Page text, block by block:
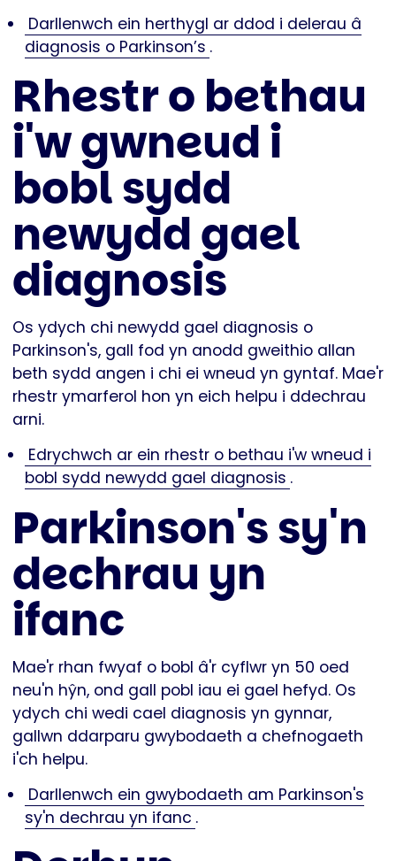
Darllenwch ein herthygl ar ddod i delerau â
diagnosis o Parkinson’s .
Rhestr o bethau
i'w gwneud i
bobl sydd
newydd gael
diagnosis
Os ydych chi newydd gael diagnosis o
Parkinson's, gall fod yn anodd gweithio allan
beth sydd angen i chi ei wneud yn gyntaf. Mae'r
rhestr ymarferol hon yn eich helpu i ddechrau
arni.
Edrychwch ar ein rhestr o bethau i'w wneud i
bobl sydd newydd gael diagnosis .
Parkinson's sy'n
dechrau yn
ifanc
Mae'r rhan fwyaf o bobl â'r cyflwr yn 50 oed
neu'n hŷn, ond gall pobl iau ei gael hefyd. Os
ydych chi wedi cael diagnosis yn gynnar,
gallwn ddarparu gwybodaeth a chefnogaeth
i'ch helpu.
Darllenwch ein gwybodaeth am Parkinson's
sy'n dechrau yn ifanc .